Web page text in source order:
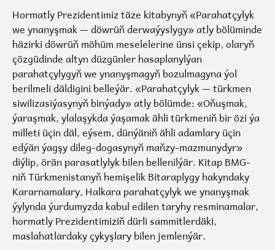
Hormatly Prezidentimiz täze kitabynyň «Parahatçylyk
we ynanyşmak — döwrüň derwaýyslygy» atly bölüminde
häzirki döwrüň möhüm meselelerine ünsi çekip, olaryň
çözgüdinde altyn düzgünler hasaplanylýan
parahatçylygyň we ynanyşmagyň bozulmagyna ýol
berilmeli däldigini belleýär. «Parahatçylyk — türkmen
siwilizasiýasynyň binýady» atly bölümde: «Oňuşmak,
ýaraşmak, ylalaşykda ýaşamak ähli türkmeniň bir özi ýa
milleti üçin däl, eýsem, dünýäniň ähli adamlary üçin
edýän ýagşy dileg-dogasynyň maňzy-mazmunydyr»
diýlip, örän parasatlylyk bilen bellenilýär. Kitap BMG-
niň Türkmenistanyň hemişelik Bitaraplygy hakyndaky
Kararnamalary, Halkara parahatçylyk we ynanyşmak
ýylynda ýurdumyzda kabul edilen taryhy resminamalar,
hormatly Prezidentimiziň dürli sammitlerdäki,
maslahatlardaky çykyşlary bilen jemlenýär.